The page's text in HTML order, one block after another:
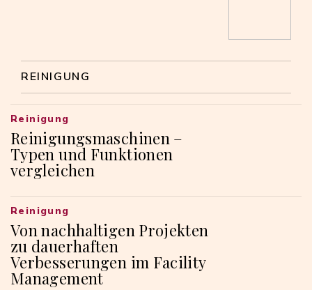
REINIGUNG
Reinigungsmaschinen –
Typen und Funktionen
vergleichen
Reinigung
Von nachhaltigen Projekten
zu dauerhaften
Verbesserungen im Facility
Management
Reinigung